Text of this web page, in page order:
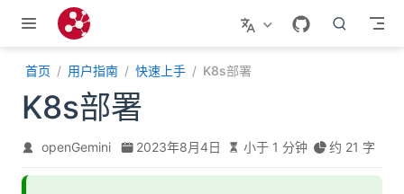
跳至主要內容
首页 用户指南 快速上手 K8s部署
K8s部署
openGemini 2023年8月4日 小于 1 分钟 约 21 字